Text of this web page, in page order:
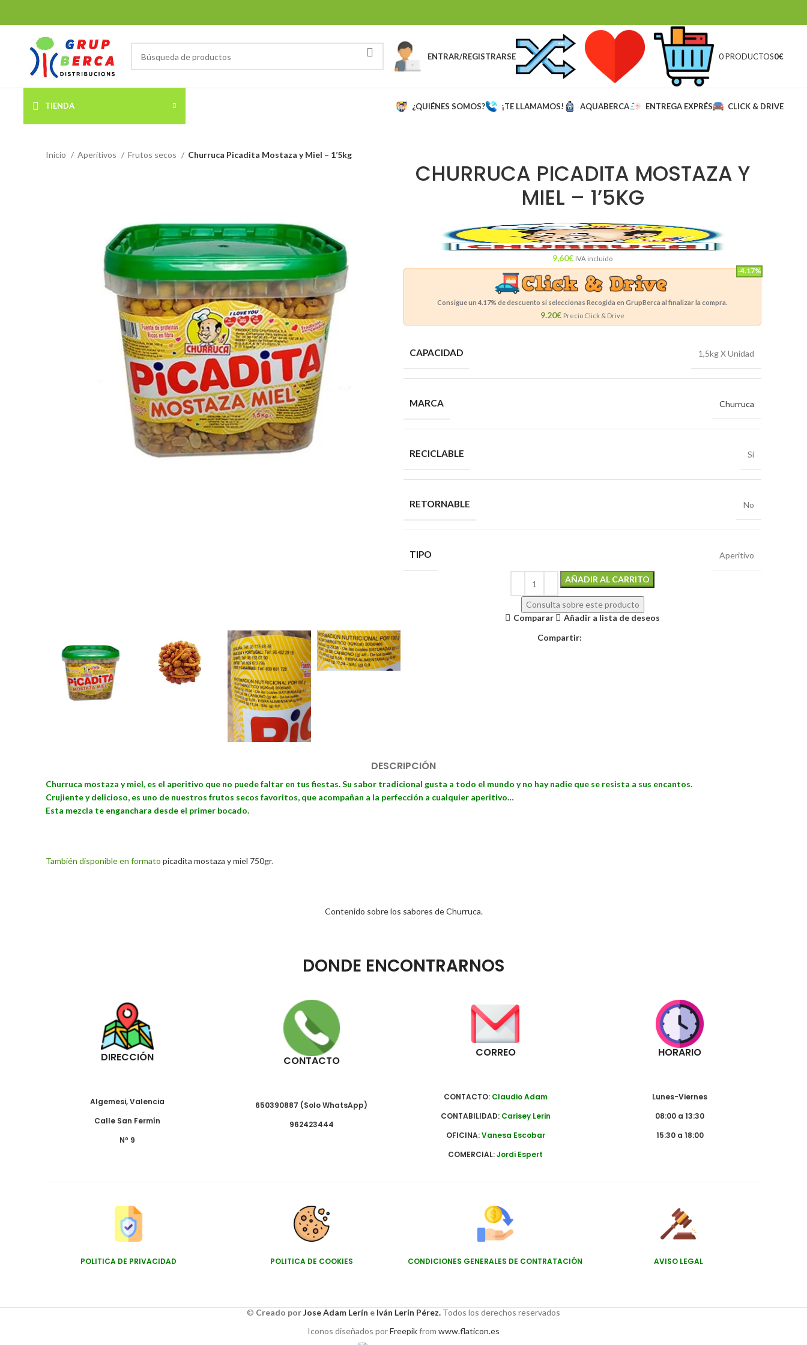
ENTRAR/REGISTRARSE 0 PRODUCTOS0€
TIENDA ¿QUIÉNES SOMOS? ¡TE LLAMAMOS! AQUABERCA ENTREGA EXPRÉS CLICK & DRIVE
Inicio Aperitivos Frutos secos Churruca Picadita Mostaza y Miel – 1’5kg
CHURRUCA PICADITA MOSTAZA Y
MIEL – 1’5KG
9,60€ IVA incluido
-4.17%
Consigue un 4.17% de descuento si seleccionas Recogida en GrupBerca al finalizar la compra.
9.20€ Precio Click & Drive
CAPACIDAD 1,5kg X Unidad
MARCA Churruca
RECICLABLE Sí
RETORNABLE No
TIPO Aperitivo
AÑADIR AL CARRITO
Consulta sobre este producto
Comparar
Añadir a lista de deseos
Compartir:
DESCRIPCIÓN
Churruca mostaza y miel, es el aperitivo que no puede faltar en tus fiestas. Su sabor tradicional gusta a todo el mundo y no hay nadie que se resista a sus encantos.
Crujiente y delicioso, es uno de nuestros frutos secos favoritos, que acompañan a la perfección a cualquier aperitivo…
Esta mezcla te enganchara desde el primer bocado.
También disponible en formato picadita mostaza y miel 750gr.
Contenido sobre los sabores de Churruca.
DONDE ENCONTRARNOS
DIRECCIÓN
Algemesi, Valencia
Calle San Fermín
Nº 9
CONTACTO
650390887 (Solo WhatsApp)
962423444
CORREO
CONTACTO: Claudio Adam
CONTABILIDAD: Carisey Lerin
OFICINA:Vanesa Escobar
COMERCIAL:Jordi Espert
HORARIO
Lunes-Viernes
08:00 a 13:30
15:30 a 18:00
POLITICA DE PRIVACIDAD POLITICA DE COOKIES CONDICIONES GENERALES DE CONTRATACIÓN AVISO LEGAL
© Creado porJose Adam Lerín e Iván Lerín Pérez. Todos los derechos reservados
Iconos diseñados porFreepikfrom www.flaticon.es